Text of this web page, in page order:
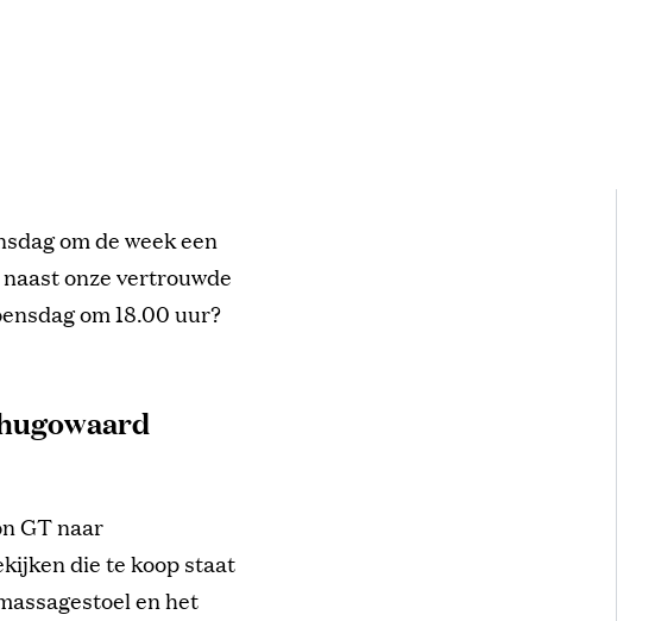
om de week een
onze vertrouwde
om 18.00 uur?
GT naar
die te koop staat
en het